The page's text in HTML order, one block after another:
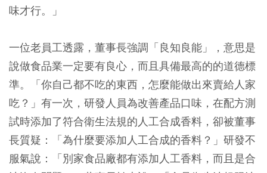
味才行。」
一位老員工透露，董事長強調「良知良能」，意思是
說做食品業一定要有良心，而且具備最高的的道德標
準。「你自己都不吃的東西，怎麼能做出來賣給人家
吃？」有一次，研發人員為改善產品口味，在配方測
試時添加了符合衛生法規的人工合成香料，卻被董事
長質疑：「為什麼要添加人工合成的香料？」研發不
服氣說：「別家食品廠都有添加人工香料，而且是合